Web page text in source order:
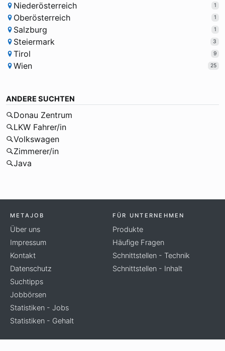
Niederösterreich 1
Oberösterreich 1
Salzburg 1
Steiermark 3
Tirol 9
Wien 25
ANDERE SUCHTEN
Donau Zentrum
LKW Fahrer/in
Volkswagen
Zimmerer/in
Java
METAJOB
Über uns
Impressum
Kontakt
Datenschutz
Suchtipps
Jobbörsen
Statistiken - Jobs
Statistiken - Gehalt
FÜR UNTERNEHMEN
Produkte
Häufige Fragen
Schnittstellen - Technik
Schnittstellen - Inhalt